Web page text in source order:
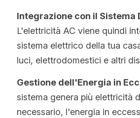
Integrazione con il Sistema
L'elettricità AC viene quindi
sistema elettrico della tua
luci, elettrodomestici e altri
Gestione dell'Energia in
sistema genera più elettricità
necessario, l'energia in